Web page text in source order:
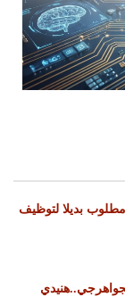
بديلا لتوظيف